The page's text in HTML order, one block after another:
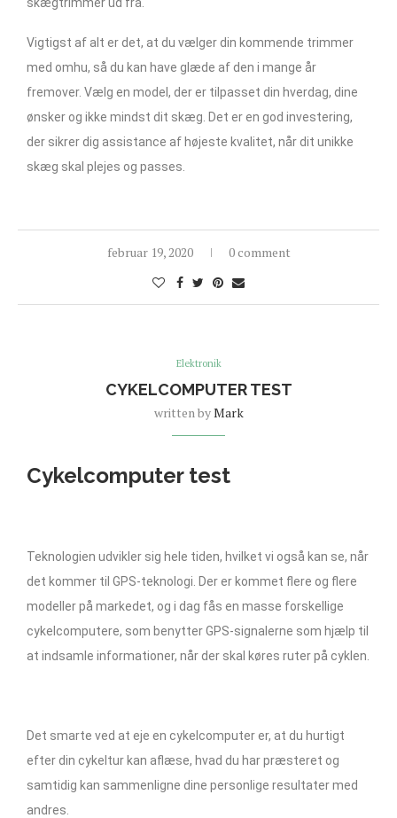
Vigtigst af alt er det, at du vælger din kommende trimmer
med omhu, så du kan have glæde af den i mange år
fremover. Vælg en model, der er tilpasset din hverdag, dine
ønsker og ikke mindst dit skæg. Det er en god investering,
der sikrer dig assistance af højeste kvalitet, når dit unikke
skæg skal plejes og passes.
februar 19, 2020 0 comment
Elektronik
CYKELCOMPUTER TEST
written byMark
Cykelcomputer test
Teknologien udvikler sig hele tiden, hvilket vi også kan se, når
det kommer til GPS-teknologi. Der er kommet flere og flere
modeller på markedet, og i dag fås en masse forskellige
cykelcomputere, som benytter GPS-signalerne som hjælp til
at indsamle informationer, når der skal køres ruter på cyklen.
Det smarte ved at eje en cykelcomputer er, at du hurtigt
efter din cykeltur kan aflæse, hvad du har præsteret og
samtidig kan sammenligne dine personlige resultater med
andres.